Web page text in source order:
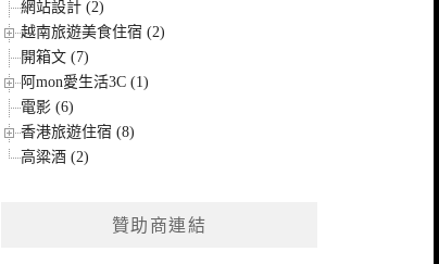
網站設計 (2)
越南旅遊美食住宿 (2)
開箱文 (7)
阿mon愛生活3C (1)
電影 (6)
香港旅遊住宿 (8)
高粱酒 (2)
贊助商連結